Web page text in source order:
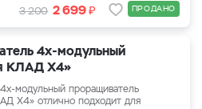
3 200 2 699₽ ПРОДАНО
4х-модульный
КЛАД Х4»
модульный проращиватель
Х4» отлично подходит для